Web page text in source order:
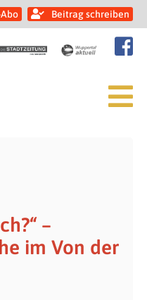
Beitrag schreiben
–
im Von der